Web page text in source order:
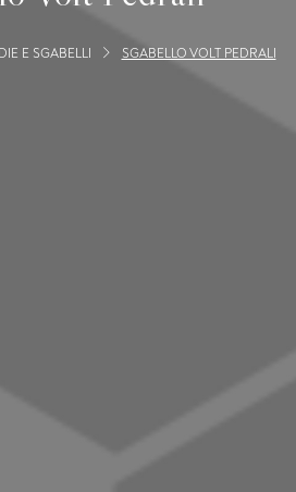
E SGABELLI SGABELLO VOLT PEDRALI